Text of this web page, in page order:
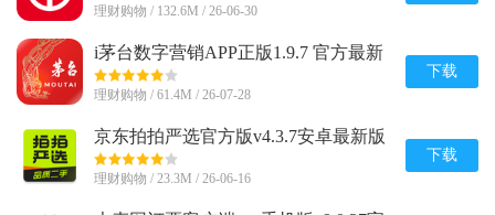
理财购物 / 132.6M / 26-06-30
i茅台数字营销APP正版1.9.7 官方最新
版
理财购物 / 61.4M / 26-07-28
下载
京东拍拍严选官方版v4.3.7安卓最新版
理财购物 / 23.3M / 26-06-16
下载